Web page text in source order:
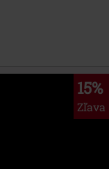
15%
Zľava